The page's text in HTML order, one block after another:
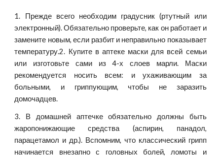
1. Прежде всего необходим градусник (ртутный или
электронный). Обязательно проверьте, как он работает и
замените новым, если разбит и неправильно показывает
температуру.2. Купите в аптеке маски для всей семьи
или изготовьте сами из 4-х слоев марли. Маски
рекомендуется носить всем: и ухаживающим за
больными, и гриппующим, чтобы не заразить
домочадцев.
3. В домашней аптечке обязательно должны быть
жаропонижающие средства (аспирин, панадол,
парацетамол и др.). Вспомним, что классический грипп
начинается внезапно с головных болей, ломоты и